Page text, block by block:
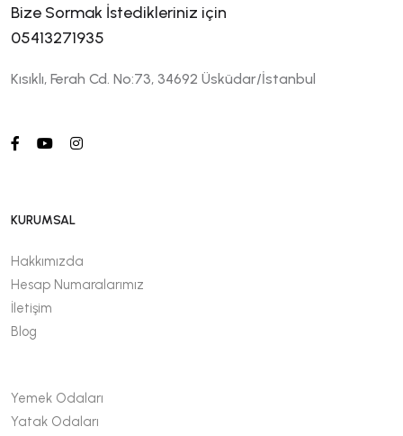
Bize Sormak İstedikleriniz için
05413271935
Kısıklı, Ferah Cd. No:73, 34692 Üsküdar/İstanbul
KURUMSAL
Hakkımızda
Hesap Numaralarımız
İletişim
Blog
Yemek Odaları
Yatak Odaları